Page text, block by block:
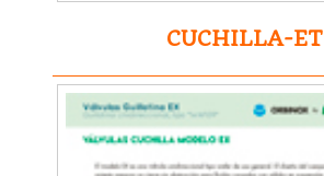
CUCHILLA-ET